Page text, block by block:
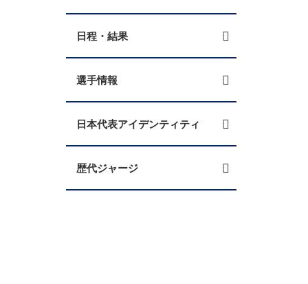
日程・結果
選手情報
日本代表アイデンティティ
歴代ジャージ